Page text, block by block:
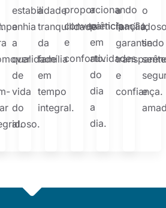
estabilidade
e
a
qualidade
de
vida
do
idoso.
a
tranquilidade
da
família
em
tempo
integral.
proporcionando
conveniência
e
conforto.
a
participação
em
atividades
do
dia
a
dia.
a
família,
garantindo
e
confiança.
o
se
sente
e